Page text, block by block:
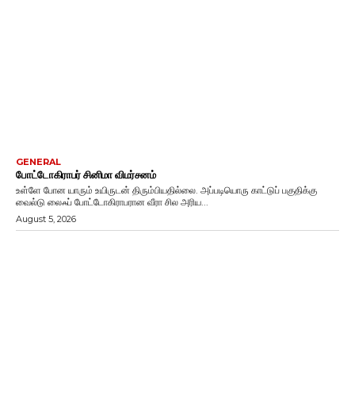
GENERAL
போட்டோகிராபர் சினிமா விமர்சனம்
உள்ளே போன யாரும் உயிருடன் திரும்பியதில்லை. அப்படியொரு காட்டுப் பகுதிக்கு
வைல்டு லைஃப் போட்டோகிராபரான வீரா சில அரிய...
August 5, 2026